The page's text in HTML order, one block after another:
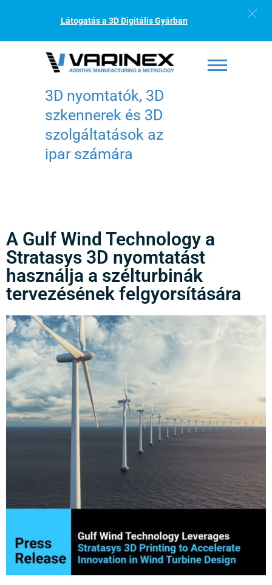
Látogatás a 3D Digitális Gyárban
3D nyomtatók, 3D
szkennerek és 3D
szolgáltatások az
ipar számára
A Gulf Wind Technology a
Stratasys 3D nyomtatást
használja a szélturbinák
tervezésének felgyorsítására